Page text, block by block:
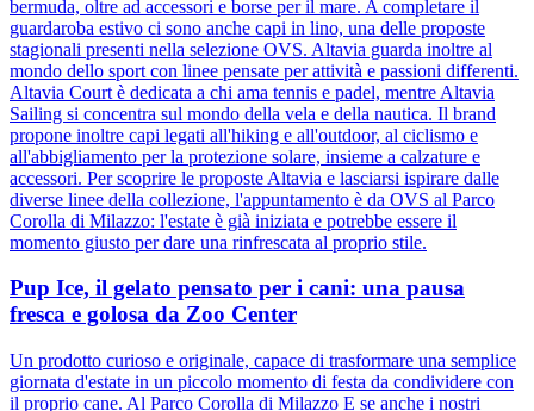
bermuda, oltre ad accessori e borse per il mare. A completare il
guardaroba estivo ci sono anche capi in lino, una delle proposte
stagionali presenti nella selezione OVS. Altavia guarda inoltre al
mondo dello sport con linee pensate per attività e passioni differenti.
Altavia Court è dedicata a chi ama tennis e padel, mentre Altavia
Sailing si concentra sul mondo della vela e della nautica. Il brand
propone inoltre capi legati all'hiking e all'outdoor, al ciclismo e
all'abbigliamento per la protezione solare, insieme a calzature e
accessori. Per scoprire le proposte Altavia e lasciarsi ispirare dalle
diverse linee della collezione, l'appuntamento è da OVS al Parco
Corolla di Milazzo: l'estate è già iniziata e potrebbe essere il
momento giusto per dare una rinfrescata al proprio stile.
Pup Ice, il gelato pensato per i cani: una pausa
fresca e golosa da Zoo Center
Un prodotto curioso e originale, capace di trasformare una semplice
giornata d'estate in un piccolo momento di festa da condividere con
il proprio cane. Al Parco Corolla di Milazzo E se anche i nostri